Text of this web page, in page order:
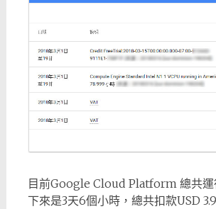
目前Google Cloud Platform 總共運
下來是3天6個小時，總共扣款USD